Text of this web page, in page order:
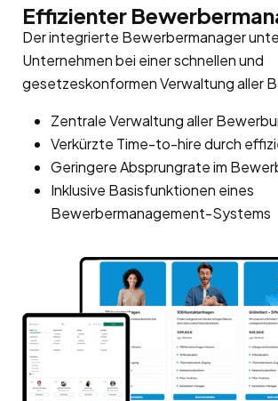
Effizienter
Der integrierte Bewerbermanager
Unternehmen bei einer schnellen und
gesetzeskonformen Verwaltung aller
Zentrale Verwaltung aller
Verkürzte Time-to-hire durch
Geringere Absprungrate im
Inklusive Basisfunktionen eines
Bewerbermanagement-Systems